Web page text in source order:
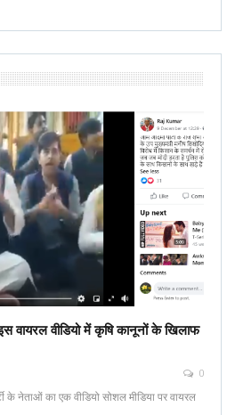
वीडियो में कृषि कानूनों के खिलाफ
0
के नेताओं का एक वीडियो सोशल मीडिया पर वायरल